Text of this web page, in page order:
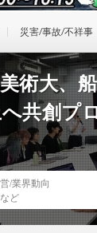
災害/事故/不祥事
術大、
共創プ
/業界動向
ど